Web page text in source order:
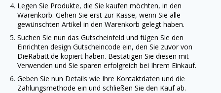
Legen Sie Produkte, die Sie kaufen möchten, in den
Warenkorb. Gehen Sie erst zur Kasse, wenn Sie alle
gewünschten Artikel in den Warenkorb gelegt haben.
Suchen Sie nun das Gutscheinfeld und fügen Sie den
Einrichten design Gutscheincode ein, den Sie zuvor von
DieRabatt.de kopiert haben. Bestätigen Sie diesen mit
Verwenden und Sie sparen erfolgreich bei Ihrem Einkauf.
Geben Sie nun Details wie Ihre Kontaktdaten und die
Zahlungsmethode ein und schließen Sie den Kauf ab.